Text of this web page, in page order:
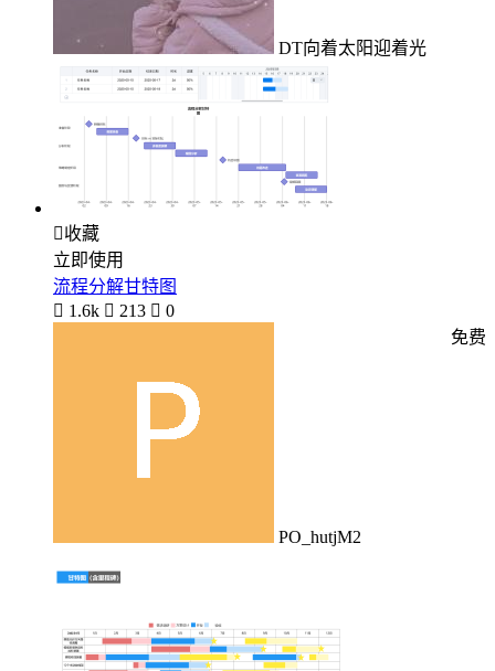
DT向着太阳迎着光
收藏
立即使用
流程分解甘特图
 1.6k  213  0
PO_hutjM2
免费